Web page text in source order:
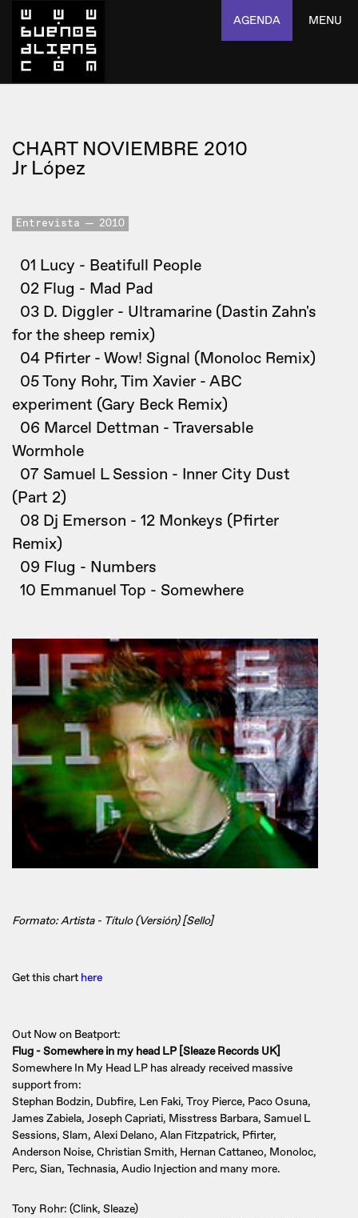
AGENDA MENU
CHART NOVIEMBRE 2010
Jr López
Entrevista 2010
01 Lucy - Beatifull People
02 Flug - Mad Pad
03 D. Diggler - Ultramarine (Dastin Zahn's
for the sheep remix)
04 Pfirter - Wow! Signal (Monoloc Remix)
05 Tony Rohr, Tim Xavier - ABC
experiment (Gary Beck Remix)
06 Marcel Dettman - Traversable
Wormhole
07 Samuel L Session - Inner City Dust
(Part 2)
08 Dj Emerson - 12 Monkeys (Pfirter
Remix)
09 Flug - Numbers
10 Emmanuel Top - Somewhere
Formato: Artista - Título (Versión) [Sello]
Get this chart here
Out Now on Beatport:
Flug - Somewhere in my head LP [Sleaze Records UK]
Somewhere In My Head LP has already received massive
support from:
Stephan Bodzin, Dubfire, Len Faki, Troy Pierce, Paco Osuna,
James Zabiela, Joseph Capriati, Misstress Barbara, Samuel L
Sessions, Slam, Alexi Delano, Alan Fitzpatrick, Pfirter,
Anderson Noise, Christian Smith, Hernan Cattaneo, Monoloc,
Perc, Sian, Technasia, Audio Injection and many more.
Tony Rohr: (Clink, Sleaze)